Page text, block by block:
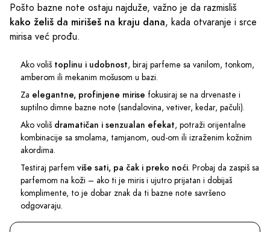
Pošto bazne note ostaju najduže, važno je da razmisliš
kako želiš da mirišeš na kraju dana, kada otvaranje i srce
mirisa već prođu.
Ako voliš toplinu i udobnost, biraj parfeme sa vanilom, tonkom,
amberom ili mekanim mošusom u bazi.
Za elegantne, profinjene mirise fokusiraj se na drvenaste i
suptilno dimne bazne note (sandalovina, vetiver, kedar, pačuli).
Ako voliš dramatičan i senzualan efekat, potraži orijentalne
kombinacije sa smolama, tamjanom, oud-om ili izraženim kožnim
akordima.
Testiraj parfem više sati, pa čak i preko noći. Probaj da zaspiš sa
parfemom na koži – ako ti je miris i ujutro prijatan i dobijaš
komplimente, to je dobar znak da ti bazne note savršeno
odgovaraju.